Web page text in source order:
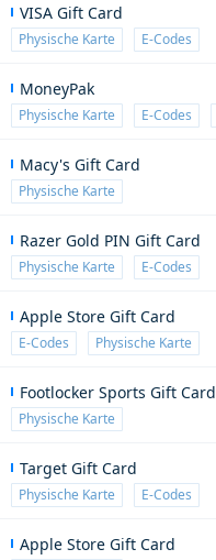
VISA Gift Card
Physische Karte E-Codes
MoneyPak
Physische Karte E-Codes
Macy's Gift Card
Physische Karte
Razer Gold PIN Gift Card
Physische Karte E-Codes
Apple Store Gift Card
E-Codes Physische Karte
Footlocker Sports Gift Card
Physische Karte
Target Gift Card
Physische Karte E-Codes
Apple Store Gift Card